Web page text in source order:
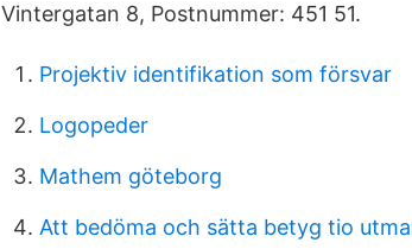
Vintergatan 8, Postnummer: 451 51.
Projektiv identifikation som försvar
Logopeder
Mathem göteborg
Att bedöma och sätta betyg tio